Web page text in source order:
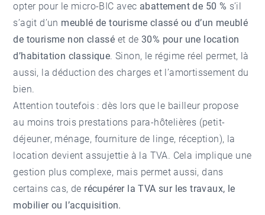
opter pour le micro-BIC avec abattement de 50 % s’il
s’agit d’un meublé de tourisme classé ou d’un meublé
de tourisme non classé et de30% pour une location
d’habitation classique. Sinon, le régime réel permet, là
aussi, la déduction des charges et l’amortissement du
bien.
Attention toutefois : dès lors que le bailleur propose
au moins trois prestations para-hôtelières (petit-
déjeuner, ménage, fourniture de linge, réception), la
location devient assujettie à la TVA. Cela implique une
gestion plus complexe, mais permet aussi, dans
certains cas, de récupérer la TVA sur les travaux, le
mobilier ou l’acquisition.